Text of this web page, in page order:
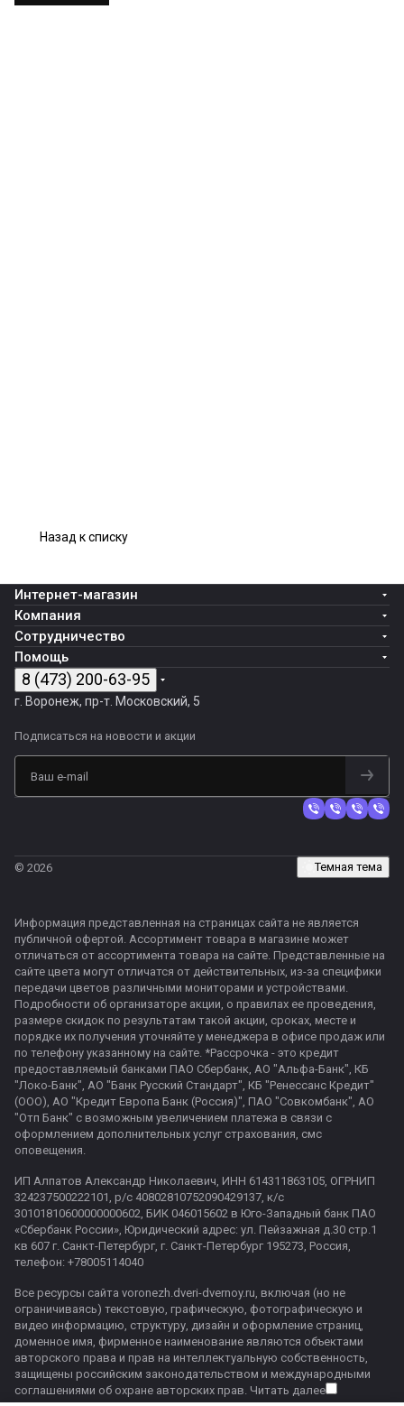
Назад к списку
Интернет-магазин
Компания
Сотрудничество
Помощь
8 (473) 200-63-95
г. Воронеж, пр-т. Московский, 5
Подписаться на новости и акции
© 2026 Темная тема
Информация представленная на страницах сайта не является
публичной офертой. Ассортимент товара в магазине может
отличаться от ассортимента товара на сайте. Представленные на
сайте цвета могут отличатся от действительных, из-за специфики
передачи цветов различными мониторами и устройствами.
Подробности об организаторе акции, о правилах ее проведения,
размере скидок по результатам такой акции, сроках, месте и
порядке их получения уточняйте у менеджера в офисе продаж или
по телефону указанному на сайте. *Рассрочка - это кредит
предоставляемый банками ПАО Сбербанк, АО "Альфа-Банк", КБ
"Локо-Банк", АО "Банк Русский Стандарт", КБ "Ренессанс Кредит"
(ООО), АО "Кредит Европа Банк (Россия)", ПАО "Совкомбанк", АО
"Отп Банк" с возможным увеличением платежа в связи с
оформлением дополнительных услуг страхования, смс
оповещения.
ИП Алпатов Александр Николаевич, ИНН 614311863105, ОГРНИП
324237500222101, р/с 40802810752090429137, к/с
30101810600000000602, БИК 046015602 в Юго-Западный банк ПАО
«Сбербанк России», Юридический адрес: ул. Пейзажная д.30 стр.1
кв 607 г. Санкт-Петербург, г. Санкт-Петербург 195273, Россия,
телефон: +78005114040
Все ресурсы сайта voronezh.dveri-dvernoy.ru, включая (но не
ограничиваясь) текстовую, графическую, фотографическую и
видео информацию, структуру, дизайн и оформление страниц,
доменное имя, фирменное наименование являются объектами
авторского права и прав на интеллектуальную собственность,
защищены российским законодательством и международными
соглашениями об охране авторских прав. Читать далее